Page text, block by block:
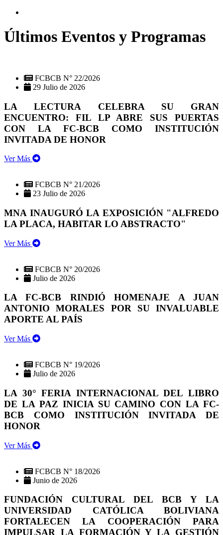
Últimos Eventos y Programas
FCBCB N° 22/2026
29 Julio de 2026
LA LECTURA CELEBRA SU GRAN
ENCUENTRO: FIL LP ABRE SUS PUERTAS
CON LA FC-BCB COMO INSTITUCIÓN
INVITADA DE HONOR
Ver Más
FCBCB N° 21/2026
23 Julio de 2026
MNA INAUGURÓ LA EXPOSICIÓN "ALFREDO
LA PLACA, HABITAR LO ABSTRACTO"
Ver Más
FCBCB N° 20/2026
Julio de 2026
LA FC-BCB RINDIÓ HOMENAJE A JUAN
ANTONIO MORALES POR SU INVALUABLE
APORTE AL PAÍS
Ver Más
FCBCB N° 19/2026
Julio de 2026
LA 30° FERIA INTERNACIONAL DEL LIBRO
DE LA PAZ INICIA SU CAMINO CON LA FC-
BCB COMO INSTITUCIÓN INVITADA DE
HONOR
Ver Más
FCBCB N° 18/2026
Junio de 2026
FUNDACIÓN CULTURAL DEL BCB Y LA
UNIVERSIDAD CATÓLICA BOLIVIANA
FORTALECEN LA COOPERACIÓN PARA
IMPULSAR LA FORMACIÓN Y LA GESTIÓN